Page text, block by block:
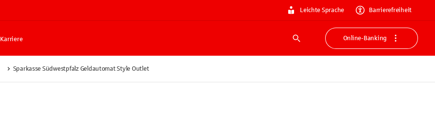
Leichte Sprache Barrierefreiheit
Karriere
Suche
Online-Banking
Sparkasse Südwestpfalz Geldautomat Style Outlet